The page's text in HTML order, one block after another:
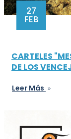
27
FEB
CARTELES
DE LOS
Leer Más